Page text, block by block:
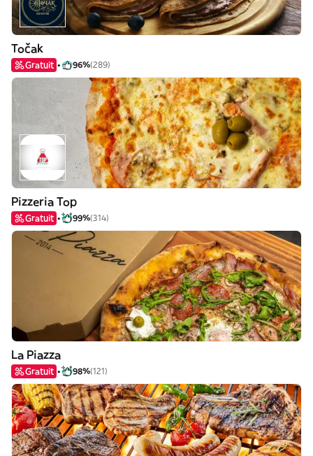
Točak
Gratuit 96%(289)
Pizzeria Top
Gratuit 99%(314)
La Piazza
Gratuit 98%(121)